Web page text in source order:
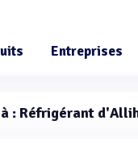
Entreprises
: Réfrigérant